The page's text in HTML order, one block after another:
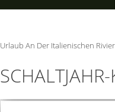
Urlaub An Der Italienischen